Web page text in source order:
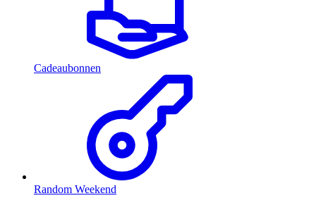
Cadeaubonnen
Random Weekend